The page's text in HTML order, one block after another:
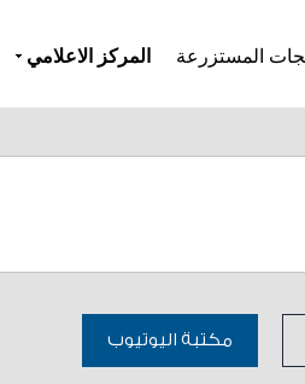
المستزرعة المركز الاعلامي
مكتبة اليوتيوب